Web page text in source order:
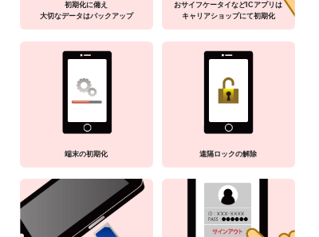
初期化に備え
大切なデータはバックアップ
おサイフケータイなどICアプリは
キャリアショップにて初期化
端末の初期化 遠隔ロックの解除